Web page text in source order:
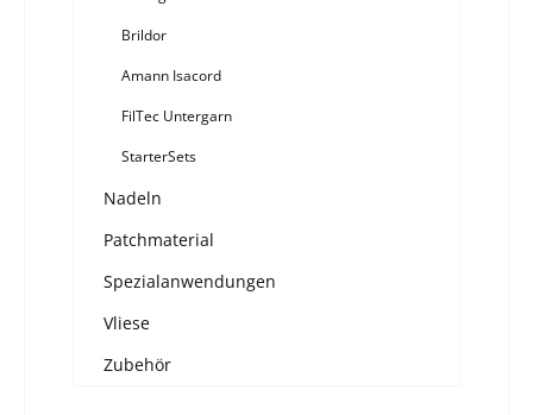
Brildor
Amann Isacord
FilTec Untergarn
StarterSets
Nadeln
Patchmaterial
Spezialanwendungen
Vliese
Zubehör